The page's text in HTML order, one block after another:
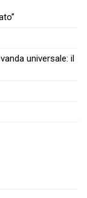
universale: il